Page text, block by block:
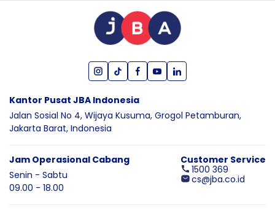
Kantor Pusat JBA Indonesia
Jalan Sosial No 4, Wijaya Kusuma, Grogol Petamburan,
Jakarta Barat, Indonesia
Jam Operasional Cabang
Senin - Sabtu
09.00 - 18.00
Customer Service
1500 369
cs@jba.co.id